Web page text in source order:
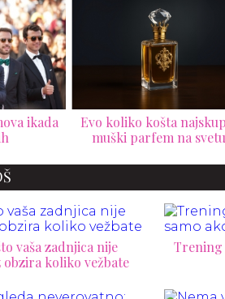
svetu
Vežbe za kameni stomak
vaša zadnjica nije
obzira koliko vežbate
Trening